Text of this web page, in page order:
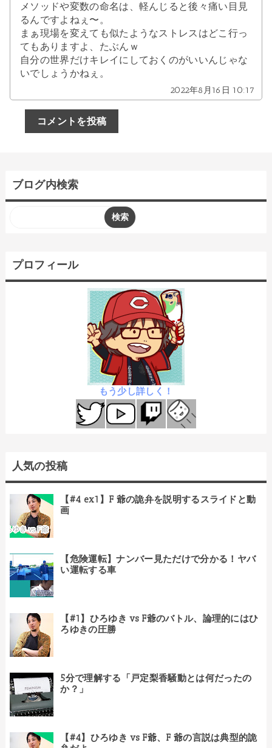
メソッドや変数の命名は、軽んじると後々痛い目見
るんですよねぇ〜。
まぁ現場を変えても似たようなストレスはどこ行っ
てもありますよ、たぶんｗ
自分の世界だけキレイにしておくのがいいんじゃな
いでしょうかねぇ。
2022年8月16日 10:17
コメントを投稿
ブログ内検索
プロフィール
もう少し詳しく！
人気の投稿
【#4 ex1】F 爺の詭弁を説明するスライドと動
画
【危険運転】ナンバー見ただけで分かる！ヤバ
い運転する車
【#1】ひろゆき vs F爺のバトル、論理的にはひ
ろゆきの圧勝
5分で理解する「戸定梨香騒動とは何だったの
か？」
【#4】ひろゆき vs F爺、F 爺の言説は典型的詭